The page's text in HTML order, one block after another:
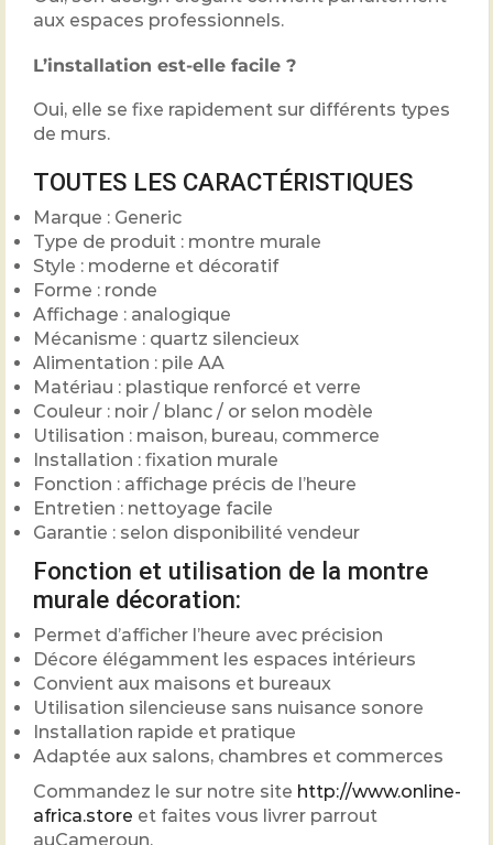
aux espaces professionnels.
L’installation est-elle facile ?
Oui, elle se fixe rapidement sur différents types
de murs.
TOUTES LES CARACTÉRISTIQUES
Marque : Generic
Type de produit : montre murale
Style : moderne et décoratif
Forme : ronde
Affichage : analogique
Mécanisme : quartz silencieux
Alimentation : pile AA
Matériau : plastique renforcé et verre
Couleur : noir / blanc / or selon modèle
Utilisation : maison, bureau, commerce
Installation : fixation murale
Fonction : affichage précis de l’heure
Entretien : nettoyage facile
Garantie : selon disponibilité vendeur
Fonction et utilisation de la montre
murale décoration:
Permet d’afficher l’heure avec précision
Décore élégamment les espaces intérieurs
Convient aux maisons et bureaux
Utilisation silencieuse sans nuisance sonore
Installation rapide et pratique
Adaptée aux salons, chambres et commerces
Commandez le sur notre site http://www.online-
africa.store et faites vous livrer parrout
auCameroun.